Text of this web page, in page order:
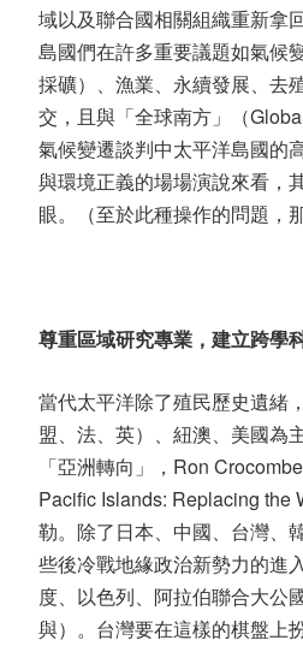
域以及聯合國相關組織重新拿
島國們在許多重要議題如氣候
採礦）、漁業、永續發展、去
交，且與「全球南方」（
氣候變遷談判中太平洋島國的
與環境正義的場場演說來看，
眼。（至於此種操作的問題，
尊重區域研究專業，建立跨學
當代太平洋除了殖民歷史遺緒
盟、法、英）、紐澳、美國為
「亞洲轉向」，Ron
Pacific Islands: Replacing the
勒。除了日本、中國、台灣、
些後冷戰地緣政治新勢力的進
度、以色列、阿拉伯聯合大公
與）。台灣要在這樣的棋盤上